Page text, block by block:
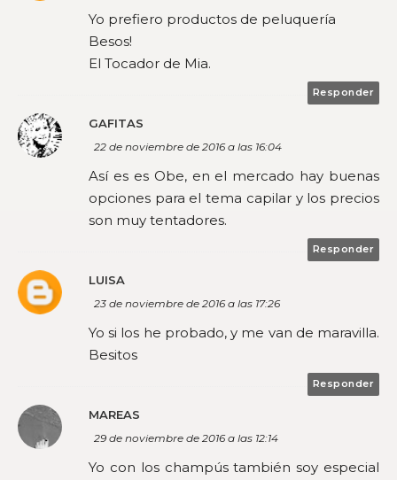
Yo prefiero productos de peluquería
Besos!
El Tocador de Mia.
Responder
GAFITAS
22 de noviembre de 2016 a las 16:04
Así es es Obe, en el mercado hay buenas
opciones para el tema capilar y los precios
son muy tentadores.
Responder
LUISA
23 de noviembre de 2016 a las 17:26
Yo si los he probado, y me van de maravilla.
Besitos
Responder
MAREAS
29 de noviembre de 2016 a las 12:14
Yo con los champús también soy especial